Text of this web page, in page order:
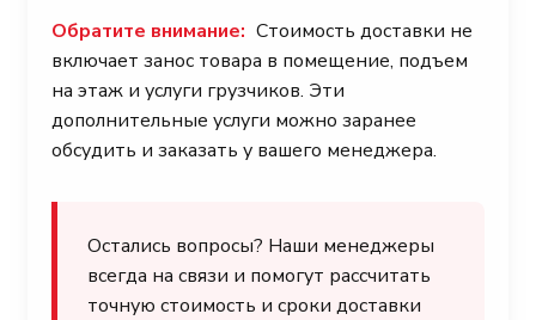
Обратите внимание: Стоимость доставки не
включает занос товара в помещение, подъем
на этаж и услуги грузчиков. Эти
дополнительные услуги можно заранее
обсудить и заказать у вашего менеджера.
Остались вопросы? Наши менеджеры
всегда на связи и помогут рассчитать
точную стоимость и сроки доставки